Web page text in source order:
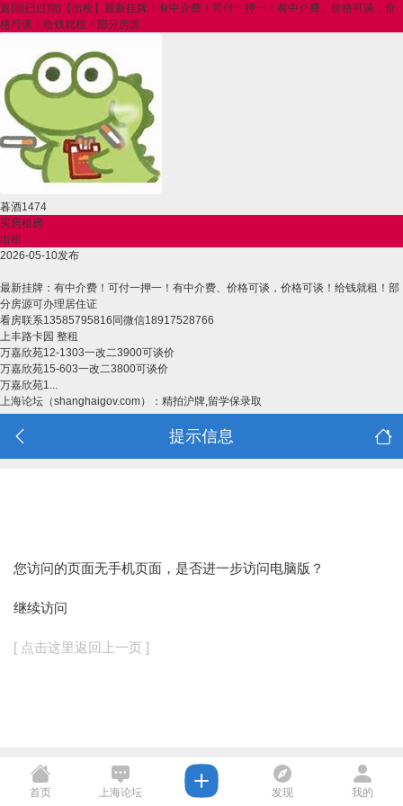
返回(已过期)【出租】最新挂牌：有中介费！可付一押一！有中介费、价格可谈，价
格可谈！给钱就租！部分房源 ...
暮酒1474
买房租房
出租
2026-05-10发布
最新挂牌：有中介费！可付一押一！有中介费、价格可谈，价格可谈！给钱就租！部
分房源可办理居住证
看房联系13585795816同微信18917528766
上丰路卡园 整租
万嘉欣苑12-1303一改二3900可谈价
万嘉欣苑15-603一改二3800可谈价
万嘉欣苑1...
上海论坛（shanghaigov.com）：精拍沪牌,留学保录取
提示信息
您访问的页面无手机页面，是否进一步访问电脑版？
继续访问
[ 点击这里返回上一页 ]
首页 上海论坛 发现 我的